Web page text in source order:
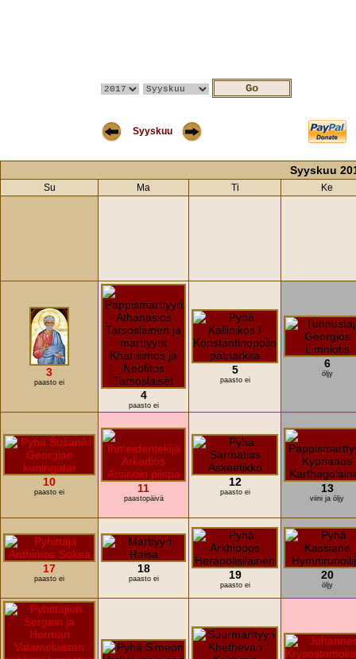
Syyskuu
Syyskuu
Su Ma Ti Ke
3
paasto ei
4
paasto ei
5
paasto ei
6
öljy
10
paasto ei 11
paastopäivä
12
paasto ei 13
viini ja öljy
17
paasto ei
18
paasto ei 19
paasto ei
20
öljy